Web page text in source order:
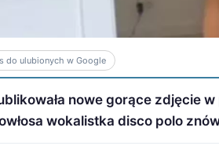
do ulubionych w Google
nowe gorące zdjęcie
wokalistka disco polo